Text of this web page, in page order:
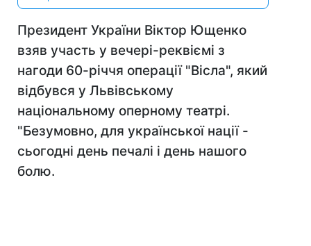
Президент України Віктор Ющенко
взяв участь у вечері-реквіємі з
нагоди 60-річчя операції "Вісла", який
відбувся у Львівському
національному оперному театрі.
"Безумовно, для української нації -
сьогодні день печалі і день нашого
болю.